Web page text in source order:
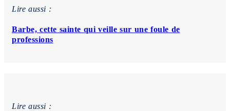
Lire aussi :
Barbe, cette sainte qui veille sur une foule de
professions
Lire aussi :